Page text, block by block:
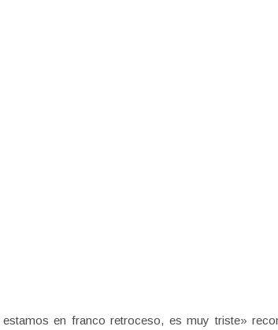
estamos en franco retroceso, es muy triste»